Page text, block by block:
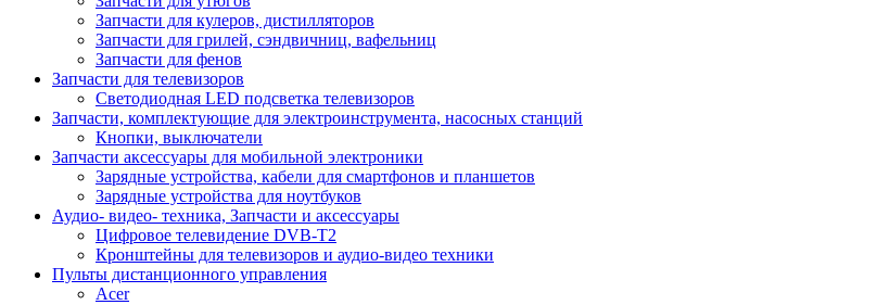
Запчасти для кулеров, дистилляторов
Запчасти для грилей, сэндвичниц, вафельниц
Запчасти для фенов
Запчасти для телевизоров
Светодиодная LED подсветка телевизоров
Запчасти, комплектующие для электроинструмента, насосных станций
Кнопки, выключатели
Запчасти аксессуары для мобильной электроники
Зарядные устройства, кабели для смартфонов и планшетов
Зарядные устройства для ноутбуков
Аудио- видео- техника, Запчасти и аксессуары
Цифровое телевидение DVB-T2
Кронштейны для телевизоров и аудио-видео техники
Пульты дистанционного управления
Acer